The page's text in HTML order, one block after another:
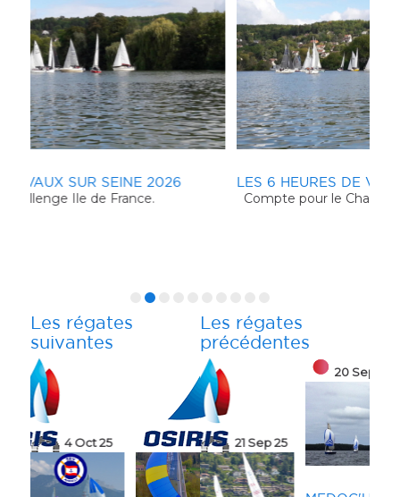
LES 6 HEURES DE VAUX SUR SEINE 2024
Compte pour le Challenge Ile de France.
Les régates
suivantes
5 Oct 25 11 Oct 25
Les régates
précédentes
21 Sep 25